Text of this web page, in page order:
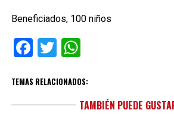
Beneficiados, 100 niños
Facebook
TwitterWhatsApp
TEMAS RELACIONADOS:
TAMBIÉN PUEDE